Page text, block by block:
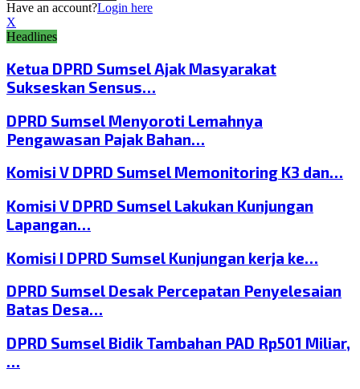
Have an account?Login here
X
Headlines
Ketua DPRD Sumsel Ajak Masyarakat
Sukseskan Sensus…
DPRD Sumsel Menyoroti Lemahnya
Pengawasan Pajak Bahan…
Komisi V DPRD Sumsel Memonitoring K3 dan…
Komisi V DPRD Sumsel Lakukan Kunjungan
Lapangan…
Komisi I DPRD Sumsel Kunjungan kerja ke…
DPRD Sumsel Desak Percepatan Penyelesaian
Batas Desa…
DPRD Sumsel Bidik Tambahan PAD Rp501 Miliar,
…